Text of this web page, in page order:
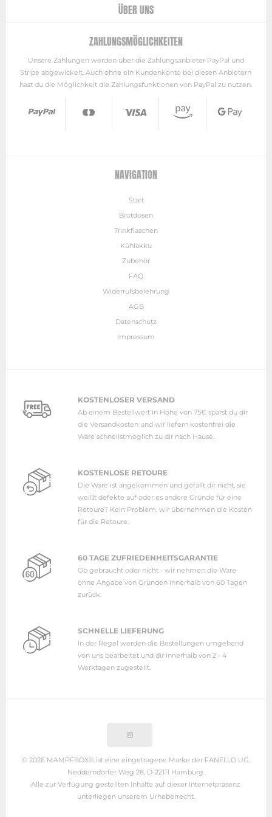
ÜBER UNS
ZAHLUNGSMÖGLICHKEITEN
Unsere Zahlungen werden über die Zahlungsanbieter PayPal und
Stripe abgewickelt. Auch ohne ein Kundenkonto bei diesen Anbietern
hast du die Möglichkeit die Zahlungsfunktionen von PayPal zu nutzen.
NAVIGATION
Start
Brotdosen
Trinkflaschen
Kühlakku
Zubehör
FAQ
Widerrufsbelehrung
AGB
Datenschutz
Impressum
KOSTENLOSER VERSAND
Ab einem Bestellwert in Höhe von 75€ sparst du dir
die Versandkosten und wir liefern kostenfrei die
Ware schnellstmöglich zu dir nach Hause.
KOSTENLOSE RETOURE
Die Ware ist angekommen und gefällt dir nicht, sie
weißt defekte auf oder es andere Gründe für eine
Retoure? Kein Problem, wir übernehmen die Kosten
für die Retoure.
60 TAGE ZUFRIEDENHEITSGARANTIE
Ob gebraucht oder nicht - wir nehmen die Ware
ohne Angabe von Gründen innerhalb von 60 Tagen
zurück.
SCHNELLE LIEFERUNG
In der Regel werden die Bestellungen umgehend
von uns bearbeitet und dir innerhalb von 2 - 4
Werktagen zugestellt.
© 2026 MAMPFBOX® ist eine eingetragene Marke der FANELLO UG,
Nedderndorfer Weg 28, D-22111 Hamburg.
Alle zur Verfügung gestellten Inhalte auf dieser Internetpräsenz
unterliegen unserem Urheberrecht.